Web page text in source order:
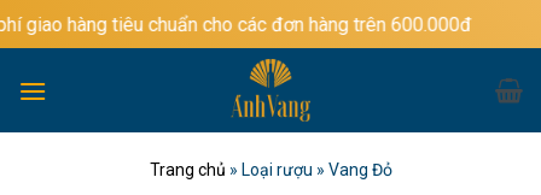
Bỏ
qua
dung
chuẩn cho các đơn hàng trên 600.000đ
Trang chủ » Loại rượu » Vang Đỏ